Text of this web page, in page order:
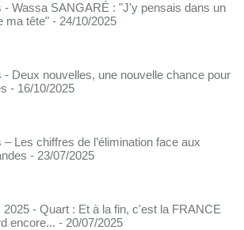
- Wassa SANGARÉ : "J'y pensais dans un
ma tête" - 24/10/2025
- Deux nouvelles, une nouvelle chance pour
- 16/10/2025
– Les chiffres de l’élimination face aux
- 23/07/2025
2025 - Quart : Et à la fin, c'est la FRANCE
encore... - 20/07/2025